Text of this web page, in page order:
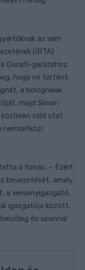
az sem
(IRTA)
Ducati-garázshoz
hogy mi történt.
a bolognaiak
majd Simon
közösen zöld utat
nemzetközi
a forrás. – Ezért
bevezetését, amely
a versenyigazgató,
igazgatója között,
és azonnal